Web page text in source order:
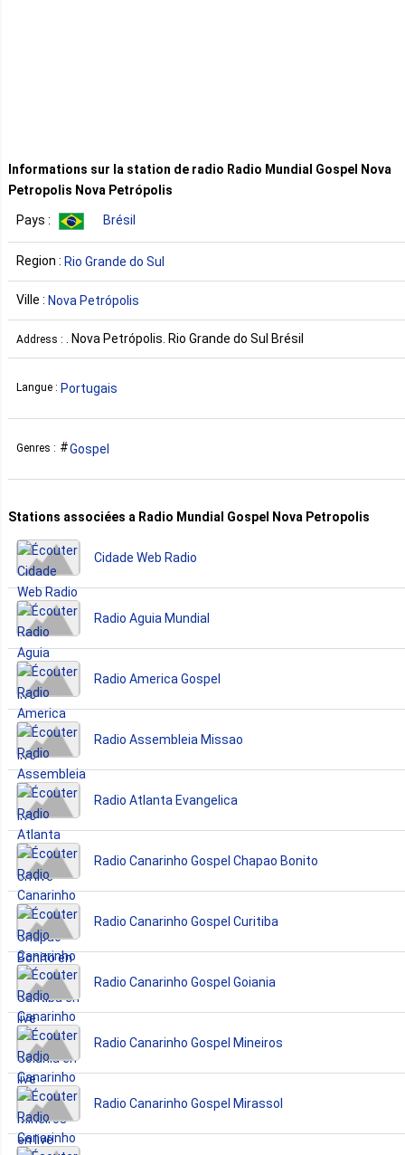
Informations sur la station de radio Radio Mundial Gospel Nova
Petropolis Nova Petrópolis
Pays : Brésil
Region : Rio Grande do Sul
Ville : Nova Petrópolis
Address : . Nova Petrópolis. Rio Grande do Sul Brésil
Langue : Portugais
Genres : Gospel
Stations associées a Radio Mundial Gospel Nova Petropolis
Cidade Web Radio
Radio Aguia Mundial
Radio America Gospel
Radio Assembleia Missao
Radio Atlanta Evangelica
Radio Canarinho Gospel Chapao Bonito
Radio Canarinho Gospel Curitiba
Radio Canarinho Gospel Goiania
Radio Canarinho Gospel Mineiros
Radio Canarinho Gospel Mirassol